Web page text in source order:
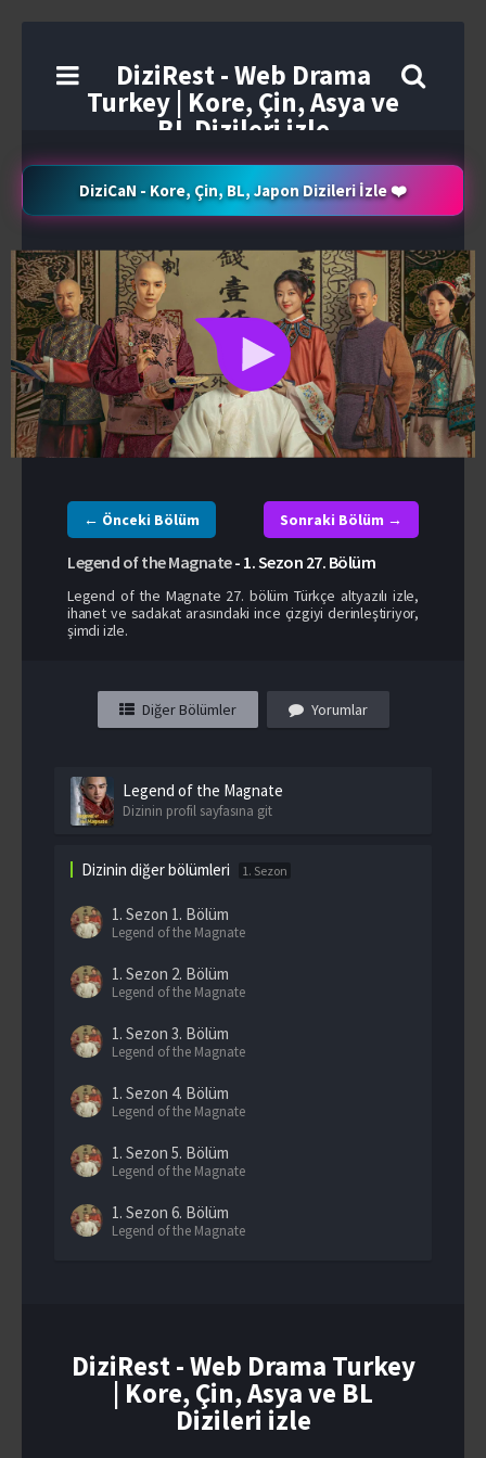
DiziRest - Web Drama
Turkey | Kore, Çin, Asya ve
BL Dizileri izle
DiziCaN - Kore, Çin, BL, Japon Dizileri İzle ❤️
← Önceki Bölüm Sonraki Bölüm →
Legend of the Magnate- 1. Sezon 27. Bölüm
Legend of the Magnate 27. bölüm Türkçe altyazılı izle,
ihanet ve sadakat arasındaki ince çizgiyi derinleştiriyor,
şimdi izle.
Diğer Bölümler Yorumlar
Legend of the Magnate
Dizinin profil sayfasına git
Dizinin diğer bölümleri 1. Sezon
1. Sezon 1. Bölüm
Legend of the Magnate
1. Sezon 2. Bölüm
Legend of the Magnate
1. Sezon 3. Bölüm
Legend of the Magnate
1. Sezon 4. Bölüm
Legend of the Magnate
1. Sezon 5. Bölüm
Legend of the Magnate
1. Sezon 6. Bölüm
Legend of the Magnate
1. Sezon9. Bölüm
Legend of the Magnate
DiziRest - Web Drama Turkey
| Kore, Çin, Asya ve BL
Dizileri izle